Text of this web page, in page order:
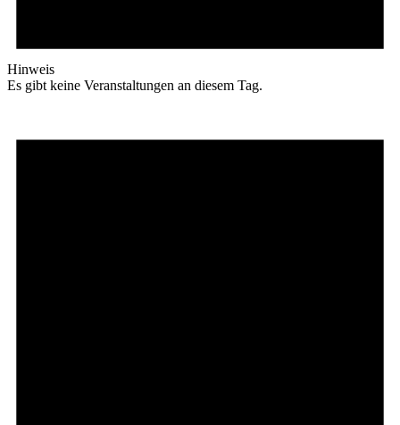
Hinweis
Es gibt keine Veranstaltungen an diesem Tag.